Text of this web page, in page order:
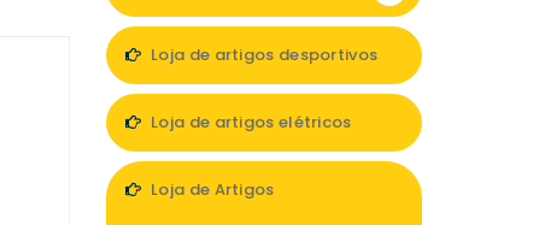
Loja de artigos desportivos
Loja de artigos elétricos
Loja de Artigos